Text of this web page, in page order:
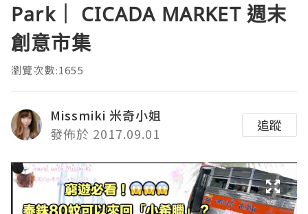
Park｜ CICADA MARKET 週末
創意市集
瀏覽次數:1655
Missmiki 米奇小姐
發佈於 2017.09.01
追蹤